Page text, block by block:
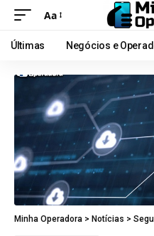
Aa
Últimas Negócios e
Minha Operadora > Notícias >